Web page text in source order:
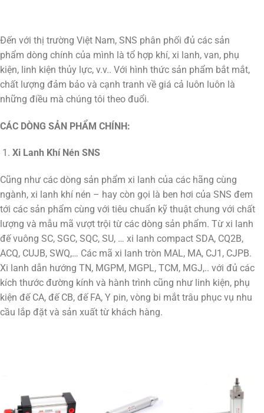
Đến với thị trường Việt Nam, SNS phân phối đủ các sản
phẩm dòng chính của mình là tổ hợp khí, xi lanh, van, phụ
kiện, linh kiện thủy lực, v.v.. Với hình thức sản phẩm bắt mắt,
chất lượng đảm bảo và cạnh tranh về giá cả luôn luôn là
những điều mà chúng tôi theo đuổi.
CÁC DÒNG SẢN PHẨM CHÍNH:
Xi Lanh Khí Nén SNS
Cũng như các dòng sản phẩm xi lanh của các hãng cùng
ngành, xi lanh khí nén – hay còn gọi là ben hơi của SNS đem
tới các sản phẩm cùng với tiêu chuẩn kỹ thuật chung với chất
lượng và mẫu mã vượt trội từ các dòng sản phẩm. Từ xi lanh
đế vuông SC, SGC, SQC, SU, … xi lanh compact SDA, CQ2B,
ACQ, CUJB, SWQ,… Các mã xi lanh tròn MAL, MA, CJ1, CJPB.
Xi lanh dẫn hướng TN, MGPM, MGPL, TCM, MGJ,.. với đủ các
kích thước đường kính và hành trình cũng như linh kiện, phụ
kiện đế CA, đế CB, đế FA, Y pin, vòng bi mắt trâu phục vụ nhu
cầu lắp đặt và sản xuất từ khách hàng.